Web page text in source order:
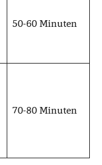
50-60 Minuten
70-80 Minuten